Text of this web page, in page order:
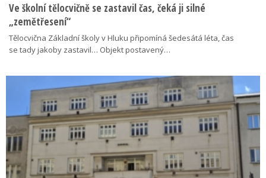
Ve školní tělocvičně se zastavil čas, čeká ji silné
„zemětřesení“
Tělocvična Základní školy v Hluku připomíná šedesátá léta, čas
se tady jakoby zastavil… Objekt postavený…